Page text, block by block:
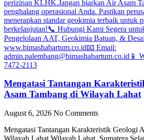
Mengatasi Tantangan
Asam Tambang di Wilayah Lahat
August 6, 2026 No Comments
Mengatasi Tantangan Karakteristik Geologi
Wilayah Lahat Wilayah Lahat, Sumatera